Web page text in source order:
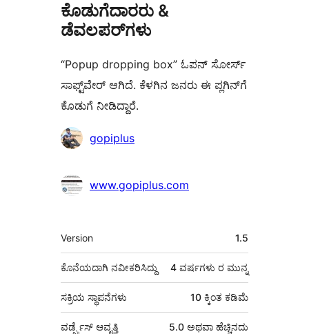
ಕೊಡುಗೆದಾರರು &
ಡೆವಲಪರ್‌ಗಳು
“Popup dropping box” ಓಪನ್ ಸೋರ್ಸ್
ಸಾಫ್ಟ್‌ವೇರ್ ಆಗಿದೆ. ಕೆಳಗಿನ ಜನರು ಈ ಪ್ಲಗಿನ್‌ಗೆ
ಕೊಡುಗೆ ನೀಡಿದ್ದಾರೆ.
ಕೊಡುಗೆದಾರರು
gopiplus
www.gopiplus.com
ಮೆಟಾ
Version 1.5
ಕೊನೆಯದಾಗಿ ನವೀಕರಿಸಿದ್ದು 4 ವರ್ಷಗಳು ರ ಮುನ್ನ
ಸಕ್ರಿಯ ಸ್ಥಾಪನೆಗಳು 10 ಕ್ಕಿಂತ ಕಡಿಮೆ
ವರ್ಡ್ಪ್ರೆಸ್ ಆವೃತ್ತಿ 5.0 ಅಥವಾ ಹೆಚ್ಚಿನದು